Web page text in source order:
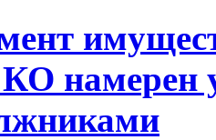
намерен